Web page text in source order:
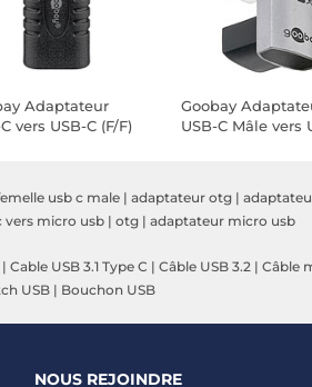
Adaptateur
vers USB-C (F/F)
Goobay
USB-C Mâle vers
usb c male | adaptateur otg |
vers micro usb | otg | adaptateur micro usb
| Cable USB 3.1 Type C | Câble USB 3.2 | Câble
USB | Bouchon USB
NOUS REJOINDRE